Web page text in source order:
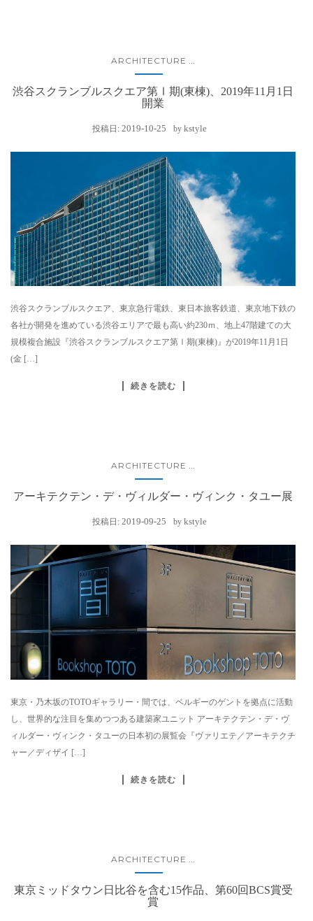
ARCHITECTURE
渋谷スクランブルスクエア第Ⅰ期(東棟)、2019年11月1日
開業
投稿日: 2019-10-25 by kstyle
渋谷スクランブルスクエア、東京急行電鉄、東日本旅客鉄道、東京地下鉄の
各社が開発を進めている渋谷エリアで最も高い約230ｍ、地上47階建ての大
規模複合施設『渋谷スクランブルスクエア第Ⅰ期(東棟)』が2019年11月1日
(金 […]
続きを読む
ARCHITECTURE ...
アーキテクテン・デ・ヴィルダー・ヴィンク・タユー展
投稿日: 2019-09-25 by kstyle
東京・乃木坂のTOTOギャラリー・間では、ベルギーのゲントを拠点に活動
し、世界的な注目を集めつつある建築家ユニット アーキテクテン・デ・ヴ
ィルダー・ヴィンク・タユーの日本初の展覧会『ヴァリエテ／アーキテクチ
ャー／ディザイ […]
続きを読む
ARCHITECTURE
東京ミッドタウン日比谷を含む15作品、第60回BCS賞受
賞